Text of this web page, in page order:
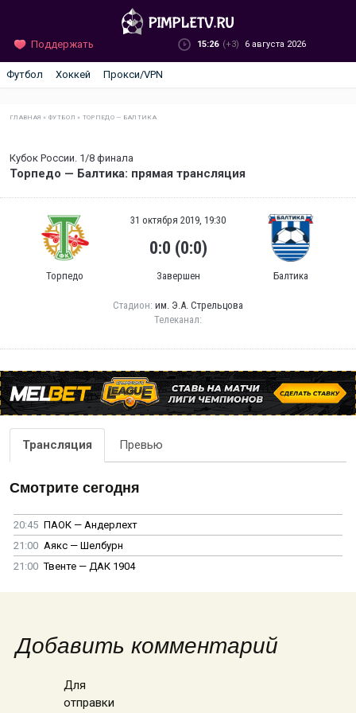
Поддержать 15:26 (+3) 6 августа 2026
Футбол Хоккей Прокси/VPN
ГЛАВНАЯ »ФУТБОЛ » ТОРПЕДО — БАЛТИКА
Кубок России. 1/8 финала
Торпедо — Балтика: прямая трансляция
Торпедо
31 октября 2019, 19:30
0:0 (0:0)
Завершен Балтика
Стадион: им. Э.А. Стрельцова
Телеканал:
Трансляция Превью
Смотрите сегодня
20:45 ПАОК — Андерлехт
21:00 Аякс — Шелбурн
21:00 Твенте — ДАК 1904
Добавить комментарий
Для
отправки